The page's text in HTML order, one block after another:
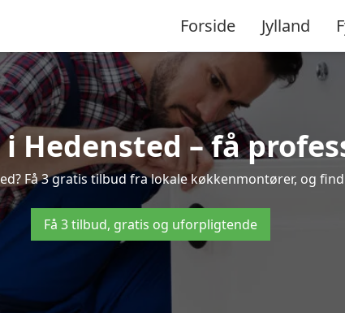
Forside Jylland
Hedensted – få
Få 3 gratis tilbud fra lokale køkkenmontører, og
Få 3 tilbud, gratis og uforpligtende